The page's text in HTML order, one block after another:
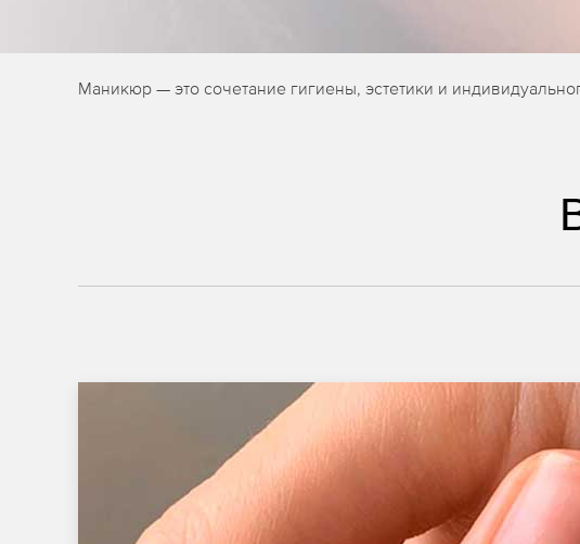
Маникюр — это сочетание гигиены, эстетики и